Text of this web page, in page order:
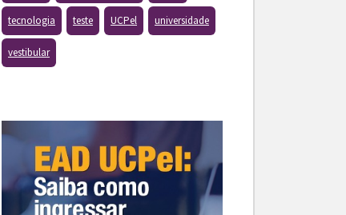
tecnologia teste UCPel universidade
vestibular